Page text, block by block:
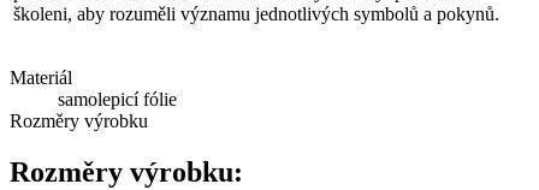
školeni, aby rozuměli významu jednotlivých symbolů a pokynů.
Materiál
samolepicí fólie
Rozměry výrobku
Rozměry výrobku: